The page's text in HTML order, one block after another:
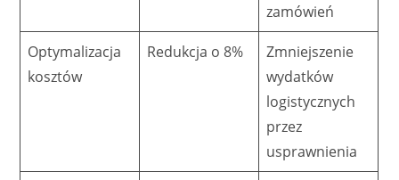
zamówień
Optymalizacja
kosztów
Redukcja o 8%
Zmniejszenie
wydatków
logistycznych
przez
usprawnienia